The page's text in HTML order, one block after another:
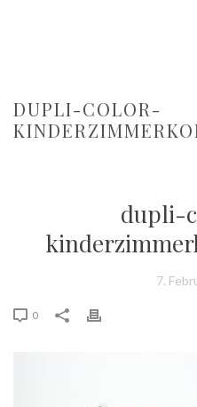
DUPLI-COLOR-
dupli-
7.
0